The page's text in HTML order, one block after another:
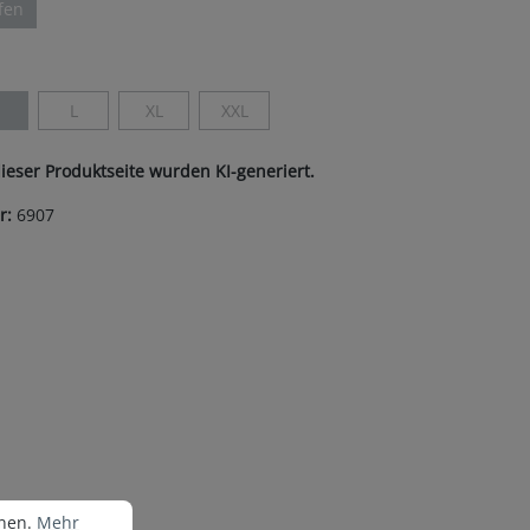
Option ist zurzeit nicht verfügbar.)
Option ist zurzeit nicht verfügbar.)
L
(Diese Option ist zurzeit nicht verfügbar.)
XL(Diese Option ist zurzeit nicht verfügbar.)
XXL(Diese Option ist zurzeit nicht verfügbar.)
Produktseite wurden KI-generiert.
6907
Mehr Informationen ...
Mehr